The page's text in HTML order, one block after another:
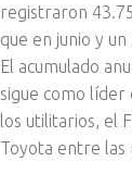
registraron
que en junio y
El acumulado
sigue como
los utilitarios, el
Toyota entre las